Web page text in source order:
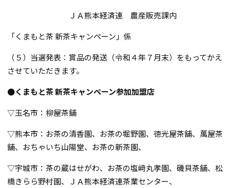
ＪＡ熊本経済連 農産販売課内
「くまもと茶 新茶キャンペーン」係
（５）当選発表：賞品の発送（令和４年７月末）をもってかえ
させていただきます。
●くまもと茶新茶キャンペーン参加加盟店
▽玉名市：柳屋茶舗
▽熊本市：お茶の清香園、お茶の堀野園、徳光屋茶舗、萬屋茶
舗、おちゃいち山陽堂、お茶の新茶園、
▽宇城市：茶の蔵はせがわ、お茶の塩﨑丸孝園、磯貝茶舗、松
橋きらら野村園、ＪＡ熊本経済連茶業センター、